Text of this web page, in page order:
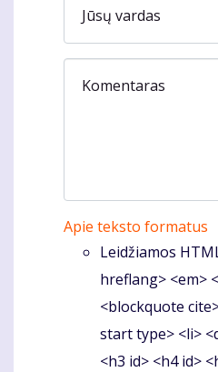
Jūsų vardas
Komentaras
Apie teksto formatus
Leidžiamos
hreflang> <em>
<blockquote
start type> <li>
<h3 id> <h4 id>